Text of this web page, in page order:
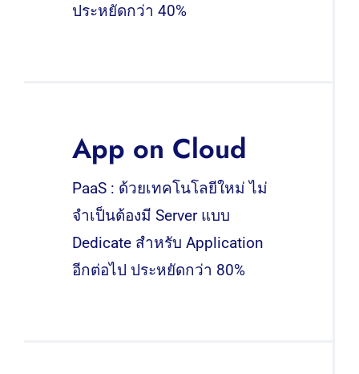
ประหยัดกว่า 40%
App on Cloud
PaaS : ด้วยเทคโนโลยีใหม่ ไม่
จำเป็นต้องมี Server แบบ
Dedicate สำหรับ Application
อีกต่อไป ประหยัดกว่า 80%